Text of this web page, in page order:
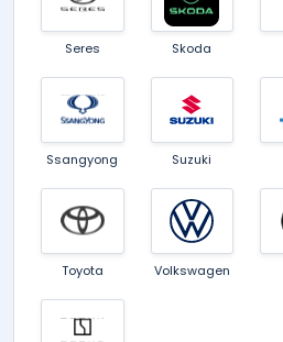
Seres Skoda
Ssangyong Suzuki
Toyota Volkswagen